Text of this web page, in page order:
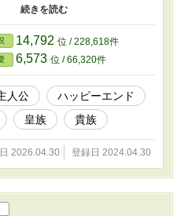
、それまでの法則を覆して、第3
、このループを終わらせたい。
の願いは、今度こそ叶うのだろ
14,792 位 / 228,618件
6,573 位 / 66,320件
人公
ハッピーエンド
皇族 貴族
2026.04.30 登録日 2024.04.30